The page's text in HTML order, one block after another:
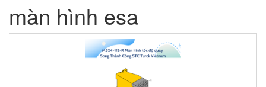
màn hình esa